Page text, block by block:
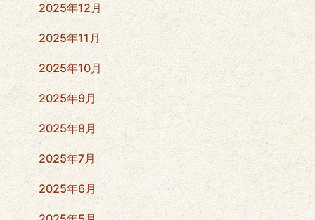
2025年12月
2025年11月
2025年10月
2025年9月
2025年8月
2025年7月
2025年6月